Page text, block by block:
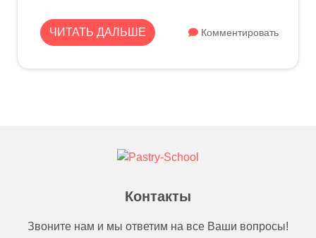
ЧИТАТЬ ДАЛЬШЕ Комментировать
Контакты
Звоните нам и мы ответим на все Ваши вопросы!